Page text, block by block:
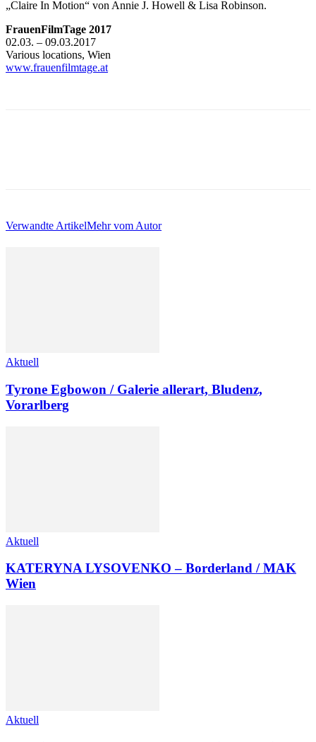
„Claire In Motion“ von Annie J. Howell & Lisa Robinson.
FrauenFilmTage 2017
02.03. – 09.03.2017
Various locations, Wien
www.frauenfilmtage.at
Verwandte ArtikelMehr vom Autor
Aktuell
Tyrone Egbowon / Galerie allerart, Bludenz,
Vorarlberg
Aktuell
KATERYNA LYSOVENKO – Borderland / MAK
Wien
Aktuell